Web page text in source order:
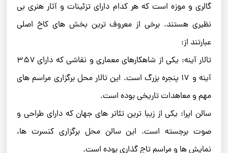
گالری و موزه است که هر کدام دارای تزئینات و آثار هنری بی
نظیری هستند. برخی از معروف ترین بخش های کاخ اصلی
عبارتند از:
تالار آینه: یکی از شاهکارهای معماری و نقاشی که دارای ۳۵۷
آینه و ۱۷ پنجره بزرگ است. این تالار محل برگزاری مراسم های
مهم و معاهدات تاریخی بوده است.
سالن اپرا: یکی از زیبا ترین تئاتر های جهان که دارای طراحی و
صوت برجسته است. این سالن محل برگزاری کنسرت ها،
نمایش ها و مراسم تاج گذاری بوده است.